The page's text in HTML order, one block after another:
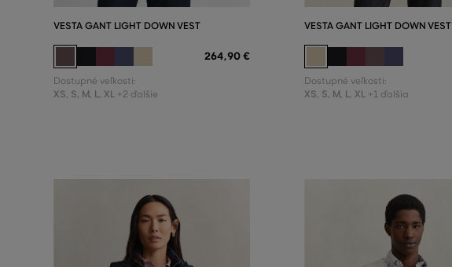
VESTA GANT LIGHT DOWN VEST
264,90 €
Dostupné veľkosti:
XS, S, M, L, XL +2 ďalšie
VESTA GANT LIGHT DOWN VEST
Dostupné veľkosti:
XS, S, M, L, XL +1 ďalšia